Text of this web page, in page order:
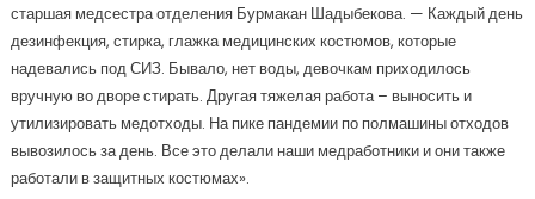
старшая медсестра отделения Бурмакан Шадыбекова. — Каждый день
дезинфекция, стирка, глажка медицинских костюмов, которые
надевались под СИЗ. Бывало, нет воды, девочкам приходилось
вручную во дворе стирать. Другая тяжелая работа – выносить и
утилизировать медотходы. На пике пандемии по полмашины отходов
вывозилось за день. Все это делали наши медработники и они также
работали в защитных костюмах».